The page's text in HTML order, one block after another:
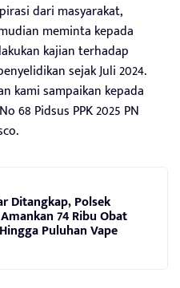
dari masyarakat,
meminta kepada
kajian terhadap
sejak Juli 2024.
kami sampaikan kepada
68 Pidsus PPK 2025 PN
Ditangkap, Polsek
74 Ribu Obat
Puluhan Vape